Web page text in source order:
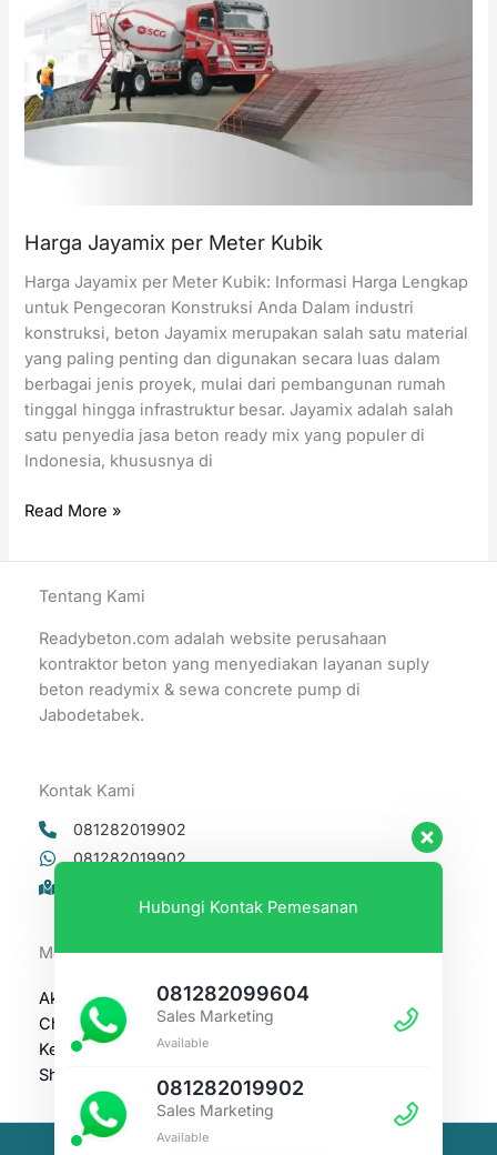
Harga Jayamix per Meter Kubik
Harga Jayamix per Meter Kubik: Informasi Harga Lengkap
untuk Pengecoran Konstruksi Anda Dalam industri
konstruksi, beton Jayamix merupakan salah satu material
yang paling penting dan digunakan secara luas dalam
berbagai jenis proyek, mulai dari pembangunan rumah
tinggal hingga infrastruktur besar. Jayamix adalah salah
satu penyedia jasa beton ready mix yang populer di
Indonesia, khususnya di
Harga
per
Meter
Read More »
Tentang Kami
Readybeton.com adalah website perusahaan
kontraktor beton yang menyediakan layanan suply
beton readymix & sewa concrete pump di
Jabodetabek.
Kontak Kami
081282019902
081282019902
Menu Navigasi
Akun Saya
Checkout
Keranjang
Shop
Hubungi Kontak Pemesanan
081282099604
Sales Marketing
Available
081282019902
Sales Marketing
Available